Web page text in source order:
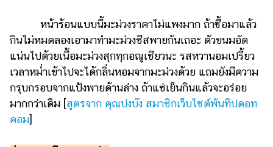
หน้าร้อนแบบนี้มะม่วงราคาไม่แพงมาก ถ้าซื้อมาแล้ว
กินไม่หมดลองเอามาทำมะม่วงชีสพายกันเถอะ ตัวขนมอัด
แน่นไปด้วยเนื้อมะม่วงสุกทุกอณูเชียวนะ รสหวานอมเปรี้ยว
เวลาหม่ำเข้าไปจะได้กลิ่นหอมจากมะม่วงด้วย แถมยังมีความ
กรุบกรอบจากแป้งพายด้านล่าง ถ้าแช่เย็นกินแล้วจะอร่อย
มากกว่าเดิม [สูตรจาก คุณบ่งบ๊ง สมาชิกเว็บไซต์พันทิปดอท
คอม]